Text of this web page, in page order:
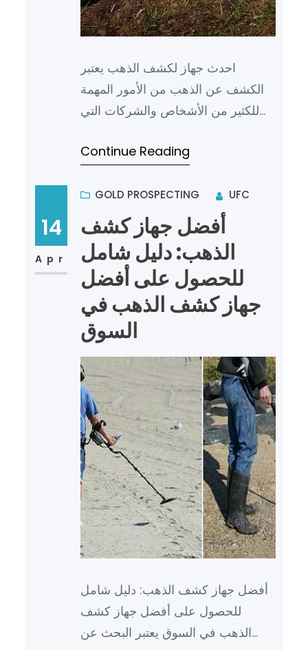
احدث جهاز لكشف الذهب يعتبر
الكشف عن الذهب من الأمور المهمة
للكثير من الأشخاص والشركات التي
Continue Reading
14
Apr
GOLD PROSPECTING UFC
أفضل جهاز كشف
الذهب: دليل شامل
للحصول على أفضل
جهاز كشف الذهب في
السوق
أفضل جهاز كشف الذهب: دليل شامل
للحصول على أفضل جهاز كشف
الذهب في السوق يعتبر البحث عن